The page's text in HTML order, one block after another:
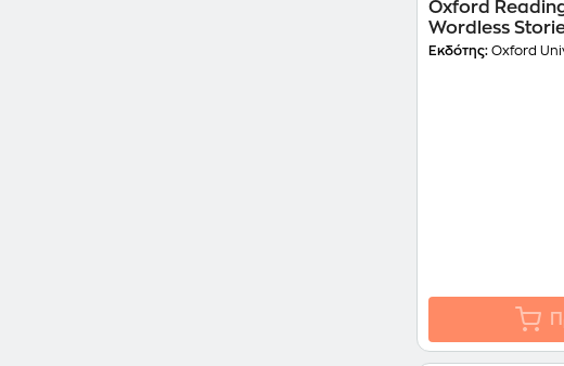
Oxford
Wordless
Εκδότης: Oxford